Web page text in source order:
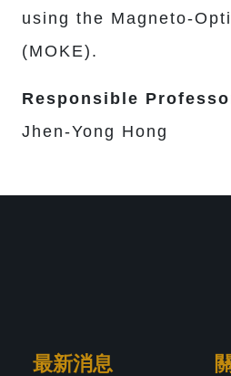
using the Magneto-
(MOKE).
Responsible
Jhen-Yong Hong
最新消息